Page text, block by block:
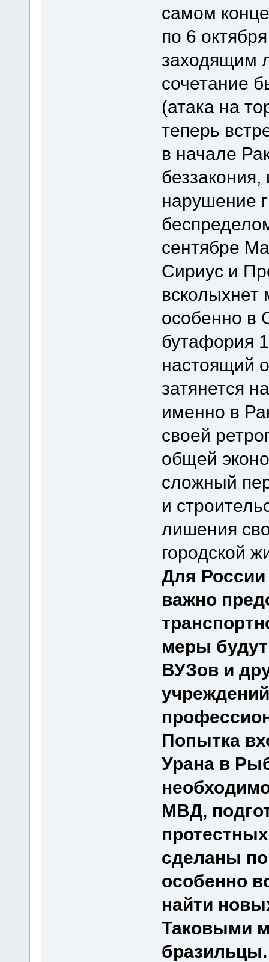
самом
по 6
заходящим
сочетание
(атака на
теперь
в начале
нарушение
сентябре
Сириус и
всколыхнет
особенно в
бутафория
настоящий
затянется
именно в
своей
общей
сложный
и
лишения
городской
Для России
важно
меры
ВУЗов и
Попытка
Урана в
МВД,
сделаны
особенно
найти
Таковыми